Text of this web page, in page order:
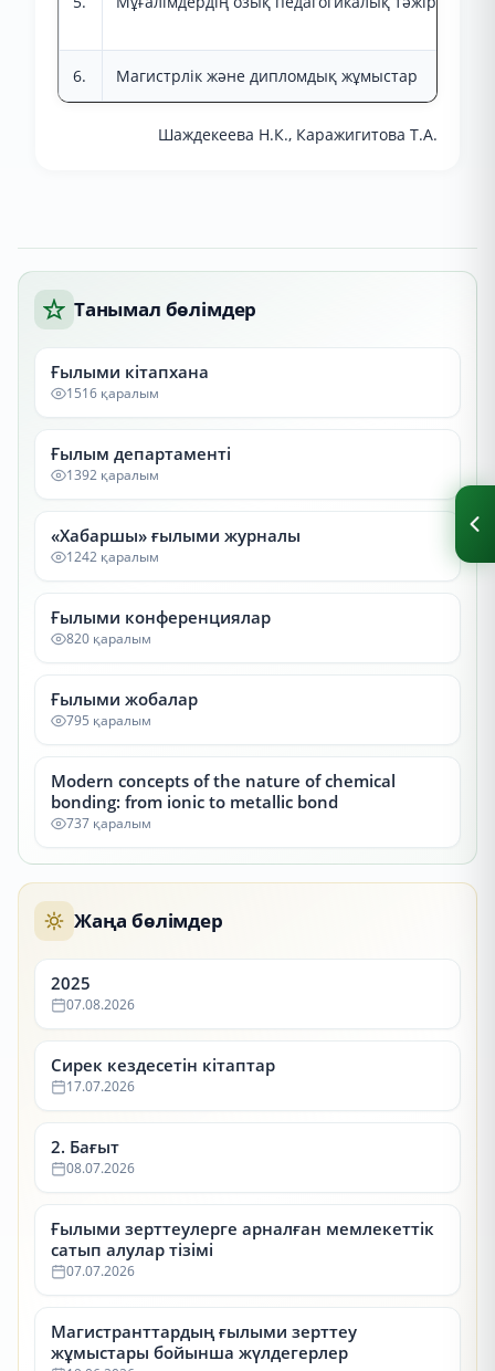
6. Магистрлік және дипломдық жұмыстар
Шаждекеева Н.К., Каражигитова Т.А.
Танымал бөлімдер
Ғылыми кітапхана
1516 қаралым
Ғылым департаменті
1392 қаралым
«Хабаршы» ғылыми журналы
1242 қаралым
Ғылыми конференциялар
820 қаралым
Ғылыми жобалар
795 қаралым
Modern concepts of the nature of chemical
bonding: from ionic to metallic bond
737 қаралым
Жаңа бөлімдер
2025
07.08.2026
Сирек кездесетін кітаптар
17.07.2026
2. Бағыт
08.07.2026
Ғылыми зерттеулерге арналған мемлекеттік
сатып алулар тізімі
07.07.2026
Магистранттардың ғылыми зерттеу
жұмыстары бойынша жүлдегерлер